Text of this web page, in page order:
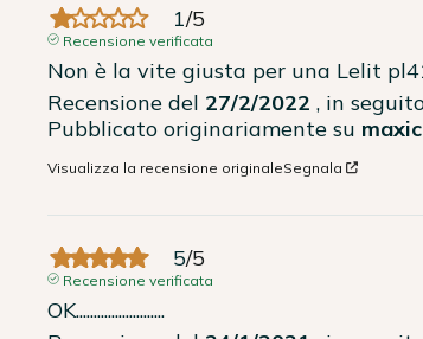
1/5
Recensione verificata
Non è la vite giusta per una Lelit
Recensione del 27/2/2022 , in
Pubblicato originariamente su
Visualizza la recensione originaleSegnala
5/5
Recensione verificata
OK.........................